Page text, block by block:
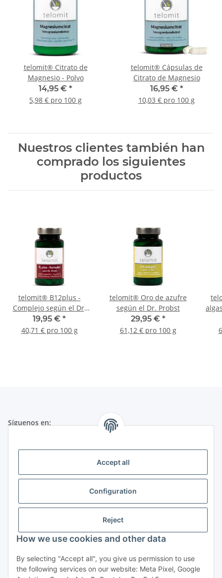
Accept all
Configuration
Reject
How we use cookies and other data
By selecting "Accept all", you give us permission to use
the following services on our website: Meta Pixel, Google
telomit® Citrato de
Magnesio - Polvo
14,95 € *
5,98 € pro 100 g
telomit® Cápsulas de
Citrato de Magnesio
16,95 € *
10,03 € pro 100 g
Nuestros clientes también han
comprado los siguientes
productos
telomit® B12plus -
Complejo según el Dr.
Probst
19,95 € *
40,71 € pro 100 g
telomit® Oro de azufre
según el Dr. Probst
29,95 € *
61,12 € pro 100 g
Síguenos en:
Servicio al cliente en inglés o alemán:
+49 (0) 651 99 555 055
DE-ÖKO-001